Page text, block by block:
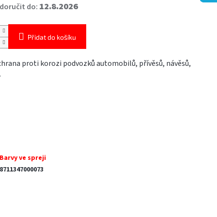
do: 12.8.2026
Přidat do košíku
proti korozi podvozků automobilů, přívěsů, návěsů,
Barvy ve spreji
8711347000073